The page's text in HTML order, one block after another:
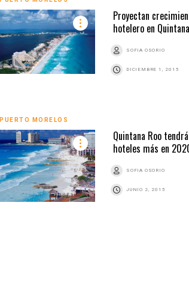
Proyectan
hotelero en
SOFIA OSORIO
DICIEMBRE 1, 2015
PUERTO MORELOS
Quintana Roo
hoteles más en
SOFIA OSORIO
JUNIO 2, 2015